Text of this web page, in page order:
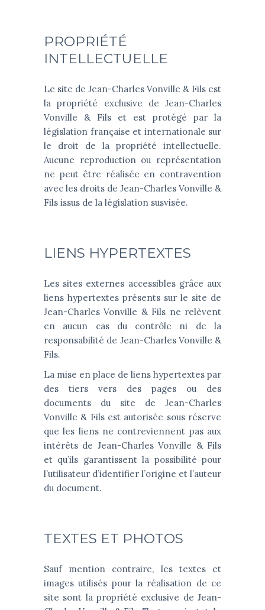
PROPRIÉTÉ
INTELLECTUELLE
Le site de Jean-Charles Vonville & Fils est
la propriété exclusive de Jean-Charles
Vonville & Fils et est protégé par la
législation française et internationale sur
le droit de la propriété intellectuelle.
Aucune reproduction ou représentation
ne peut être réalisée en contravention
avec les droits de Jean-Charles Vonville &
Fils issus de la législation susvisée.
LIENS HYPERTEXTES
Les sites externes accessibles grâce aux
liens hypertextes présents sur le site de
Jean-Charles Vonville & Fils ne relèvent
en aucun cas du contrôle ni de la
responsabilité de Jean-Charles Vonville &
Fils.
La mise en place de liens hypertextes par
des tiers vers des pages ou des
documents du site de Jean-Charles
Vonville & Fils est autorisée sous réserve
que les liens ne contreviennent pas aux
intérêts de Jean-Charles Vonville & Fils
et qu’ils garantissent la possibilité pour
l’utilisateur d’identifier l’origine et l’auteur
du document.
TEXTES ET PHOTOS
Sauf mention contraire, les textes et
images utilisés pour la réalisation de ce
site sont la propriété exclusive de Jean-